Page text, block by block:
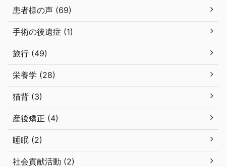
患者様の声 (69)
手術の後遺症 (1)
旅行 (49)
栄養学 (28)
猫背 (3)
産後矯正 (4)
睡眠 (2)
社会貢献活動 (2)